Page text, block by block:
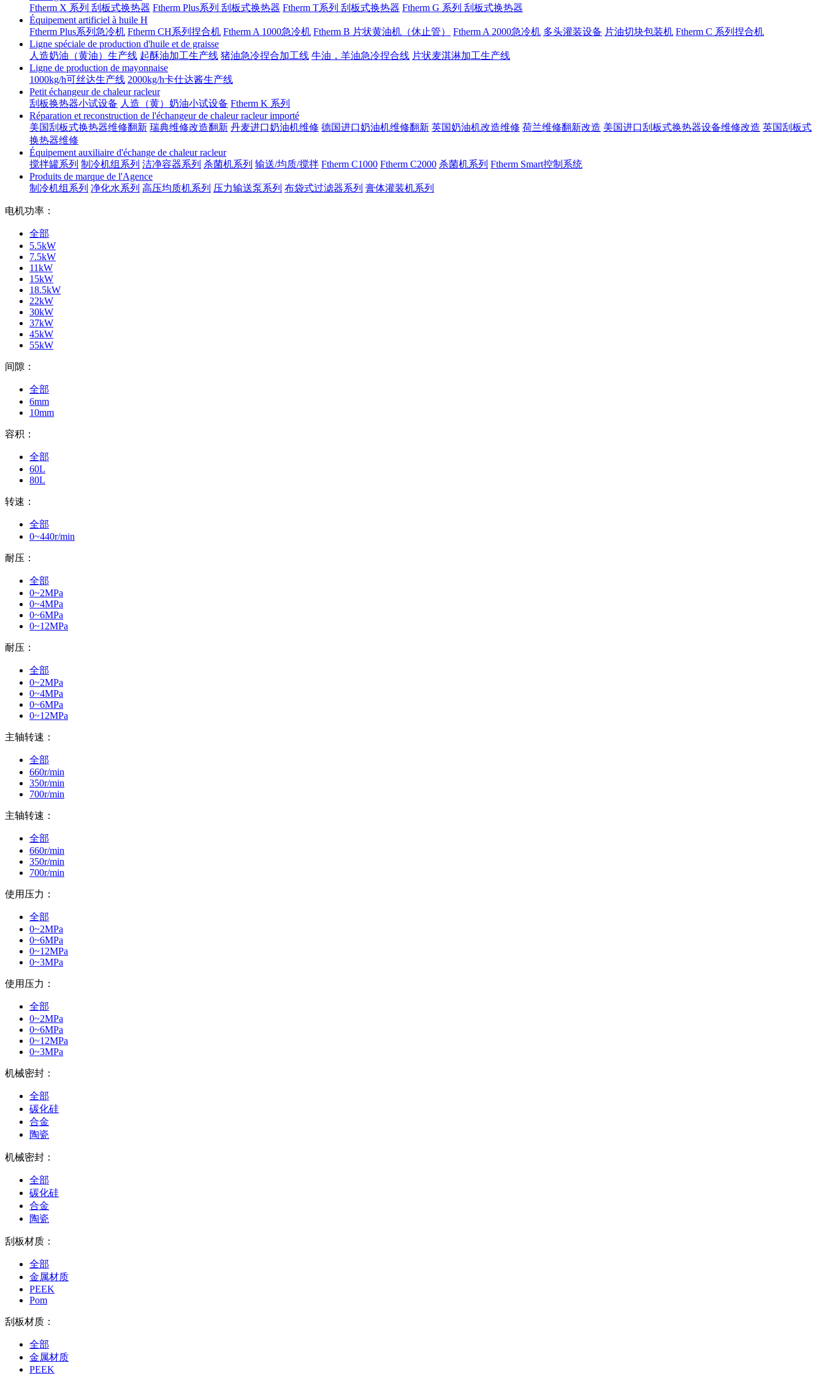
Ftherm X 系列 刮板式换热器 Ftherm Plus系列 刮板式换热器 Ftherm T系列 刮板式换热器 Ftherm G 系列 刮板式换热器
Équipement artificiel à huile H
Ftherm Plus系列急冷机 Ftherm CH系列捏合机 Ftherm A 1000急冷机 Ftherm B 片状黄油机（休止管） Ftherm A 2000急冷机 多头灌装设备 片油切块包装机 Ftherm C 系列捏合机
Ligne spéciale de production d'huile et de graisse
人造奶油（黄油）生产线 起酥油加工生产线 猪油急冷捏合加工线 牛油，羊油急冷捏合线 片状麦淇淋加工生产线
Ligne de production de mayonnaise
1000kg/h可丝达生产线 2000kg/h卡仕达酱生产线
Petit échangeur de chaleur racleur
刮板换热器小试设备 人造（黄）奶油小试设备 Ftherm K 系列
Réparation et reconstruction de l'échangeur de chaleur racleur importé
美国刮板式换热器维修翻新 瑞典维修改造翻新 丹麦进口奶油机维修 德国进口奶油机维修翻新 英国奶油机改造维修 荷兰维修翻新改造 美国进口刮板式换热器设备维修改造 英国刮板式
换热器维修
Équipement auxiliaire d'échange de chaleur racleur
搅拌罐系列 制冷机组系列 洁净容器系列 杀菌机系列 输送/均质/搅拌 Ftherm C1000 Ftherm C2000 杀菌机系列 Ftherm Smart控制系统
Produits de marque de l'Agence
制冷机组系列 净化水系列 高压均质机系列 压力输送泵系列 布袋式过滤器系列 膏体灌装机系列
电机功率：
全部
5.5kW
7.5kW
11kW
15kW
18.5kW
22kW
30kW
37kW
45kW
55kW
间隙：
全部
6mm
10mm
容积：
全部
60L
80L
转速：
全部
0~440r/min
耐压：
全部
0~2MPa
0~4MPa
0~6MPa
0~12MPa
耐压：
全部
0~2MPa
0~4MPa
0~6MPa
0~12MPa
主轴转速：
全部
660r/min
350r/min
700r/min
主轴转速：
全部
660r/min
350r/min
700r/min
使用压力：
全部
0~2MPa
0~6MPa
0~12MPa
0~3MPa
使用压力：
全部
0~2MPa
0~6MPa
0~12MPa
0~3MPa
机械密封：
全部
碳化硅
合金
陶瓷
机械密封：
全部
碳化硅
合金
陶瓷
刮板材质：
全部
金属材质
PEEK
Pom
刮板材质：
全部
金属材质
PEEK